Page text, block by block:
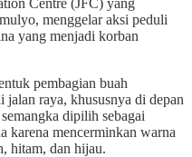
menggelar aksi peduli
yang menjadi korban
pembagian buah
jalan raya, khususnya di depan
dipilih sebagai
karena mencerminkan warna
hitam, dan hijau.